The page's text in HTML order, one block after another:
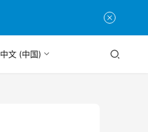
中文 (中国)